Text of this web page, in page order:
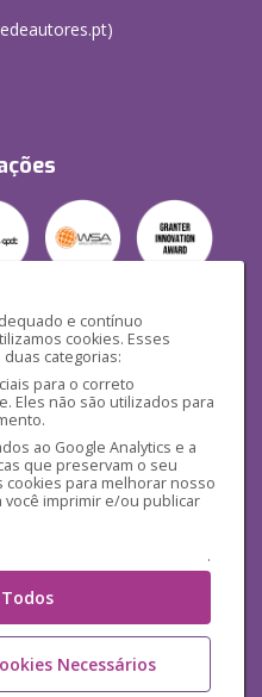
e contínuo
cookies. Esses
categorias:
para o correto
Eles não são utilizados para
ao Google Analytics e a
que preservam o seu
cookies para melhorar nosso
você imprimir e/ou publicar
.
Necessários
)